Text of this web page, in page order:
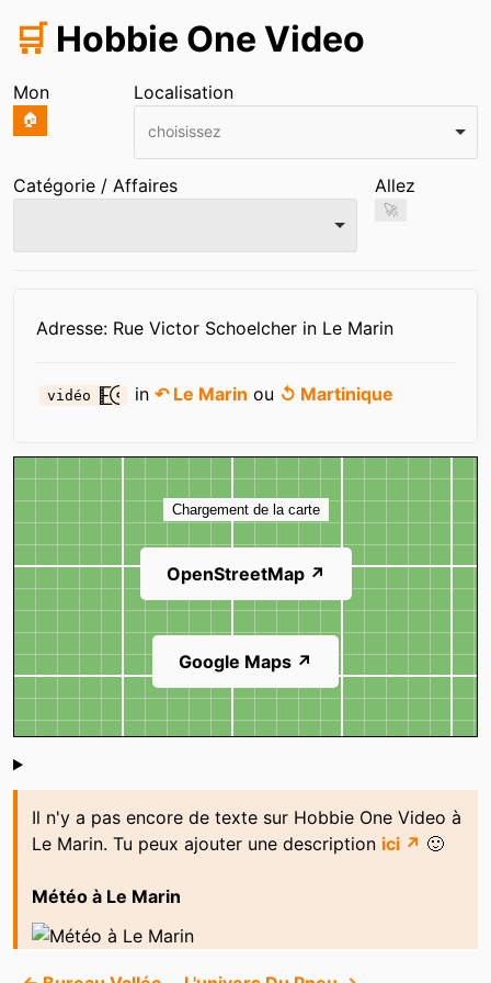
🛒 Hobbie One Video
Mon
🏠
Localisation
choisissez
Catégorie / Affaires Allez
🚀
Adresse: Rue Victor Schoelcher in Le Marin
vidéo in↶ Le Marin ou ↺ Martinique
Carte
Chargement de la carte
OpenStreetMap ↗
Google Maps ↗
Shoutbox
Il n'y a pas encore de texte sur Hobbie One Video à
Le Marin. Tu peux ajouter une description ici ↗ 🙂
Météo à Le Marin